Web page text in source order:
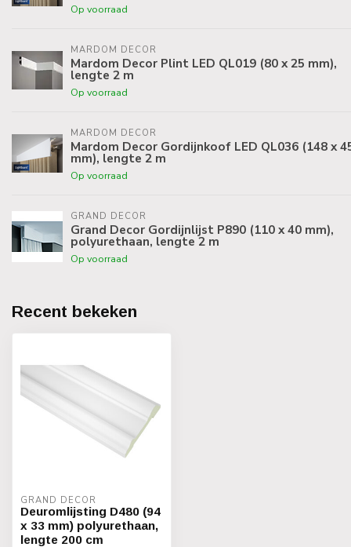
Op voorraad
MARDOM DECOR
Mardom Decor Plint LED QL019 (80 x 25 mm),
lengte 2 m
Op voorraad
MARDOM DECOR
Mardom Decor Gordijnkoof LED QL036 (148 x
mm), lengte 2 m
Op voorraad
GRAND DECOR
Grand Decor Gordijnlijst P890 (110 x 40 mm),
polyurethaan, lengte 2 m
Op voorraad
Recent bekeken
GRAND DECOR
Deuromlijsting D480 (94
x 33 mm) polyurethaan,
lengte 200 cm